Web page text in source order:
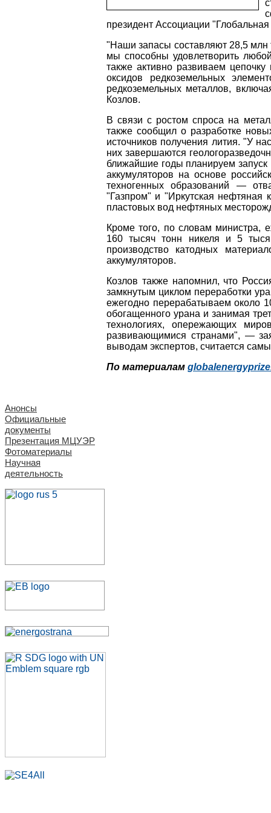
президент Ассоциации
"Наши запасы составляют 28,5 млн
мы способны удовлетворить
также активно развиваем
оксидов редкоземельных
редкоземельных металлов,
Козлов.
В связи с ростом спроса на
также сообщил о разработке
источников получения лития. "У
них завершаются
ближайшие годы планируем запуск
аккумуляторов на основе
техногенных образований —
"Газпром" и "Иркутская нефтяная
пластовых вод нефтяных
Кроме того, по словам министра,
160 тысяч тонн никеля и 5
производство катодных
аккумуляторов.
Козлов также напомнил, что
замкнутым циклом переработки
ежегодно перерабатываем около
обогащенного урана и занимая
технологиях, опережающих
развивающимися странами", —
выводам экспертов, считается
По материалам
Анонсы
Официальные
документы
Презентация МЦУЭР
Фотоматериалы
Научная
деятельность